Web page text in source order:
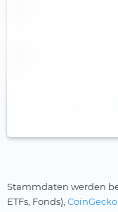
Stammdaten werden
ETFs, Fonds), CoinGecko